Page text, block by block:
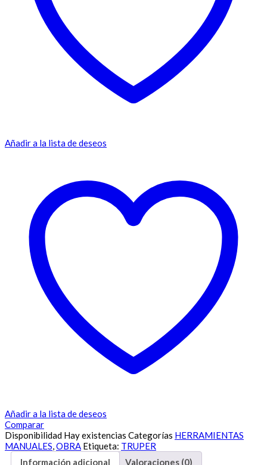
Añadir a la lista de deseos
Añadir a la lista de deseos
Comparar
Disponibilidad Hay existencias Categorías HERRAMIENTAS
MANUALES,OBRA Etiqueta: TRUPER
Información adicional
Valoraciones (0)